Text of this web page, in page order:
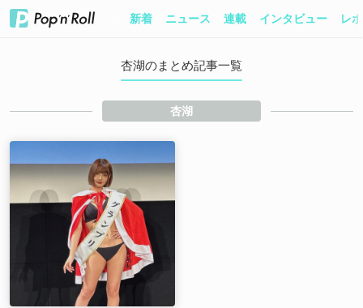
新着 ニュース 連載 インタビュー レ
杏湖のまとめ記事一覧
杏湖